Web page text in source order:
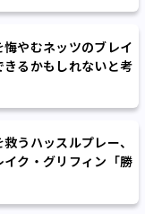
悔やむネッツのブレイ
るかもしれないと考
うハッスルプレー、
ク・グリフィン「勝
」